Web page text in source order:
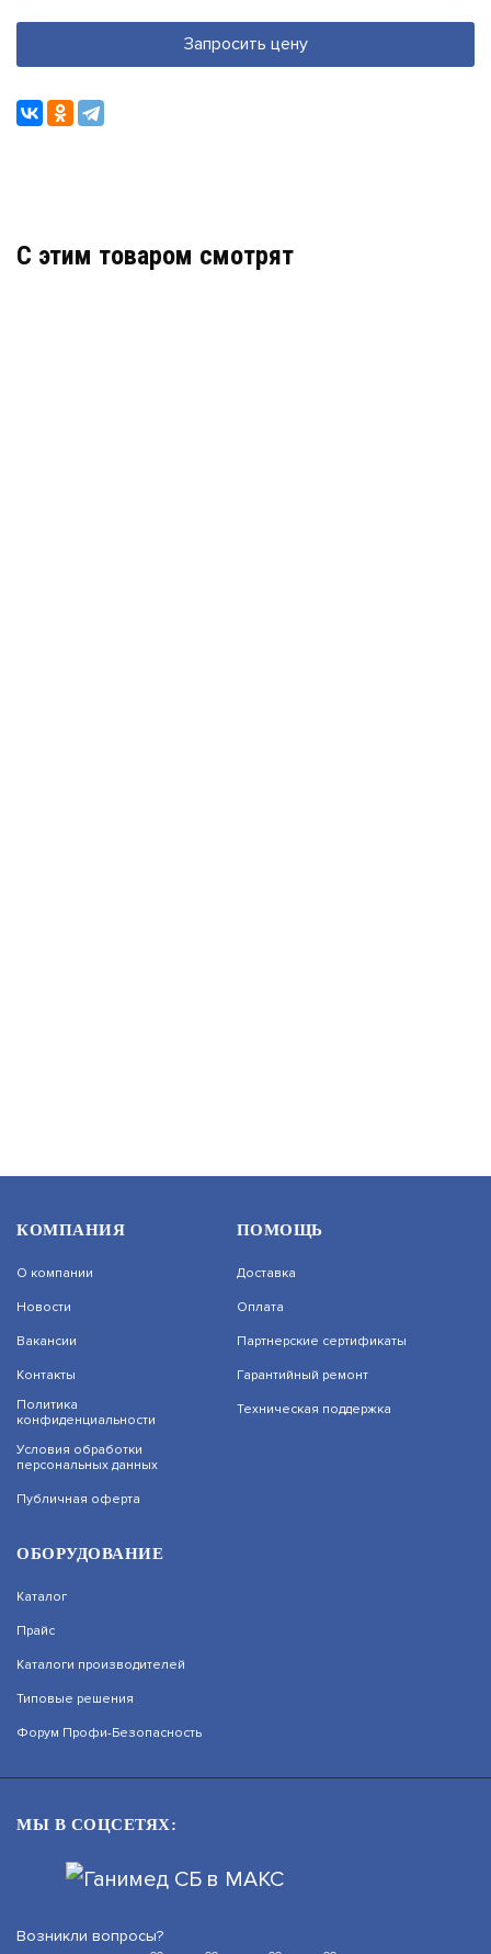
Запросить цену
C этим товаром смотрят
DS-T500 (С) (2.8 MM)
БЮДЖЕТНАЯ ВИДЕОКАМЕРА
БЮДЖЕТНАЯ ВИДЕОКАМЕРА
АРТИКУЛ: УТ000032186
DS-T500A(B) (2.8MM)
КОМПАНИЯ
О компании
Новости
Вакансии
Контакты
Политика
конфиденциальности
Условия обработки
персональных данных
Публичная оферта
ПОМОЩЬ
Доставка
Оплата
Партнерские сертификаты
Гарантийный ремонт
Техническая поддержка
ОБОРУДОВАНИЕ
Каталог
Прайс
Каталоги производителей
Типовые решения
Форум Профи-Безопасность
МЫ В СОЦСЕТЯХ:
Возникли вопросы?